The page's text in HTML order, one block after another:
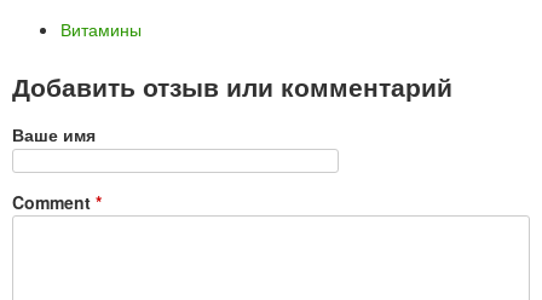
Витамины
Добавить отзыв или комментарий
Ваше имя
Comment *